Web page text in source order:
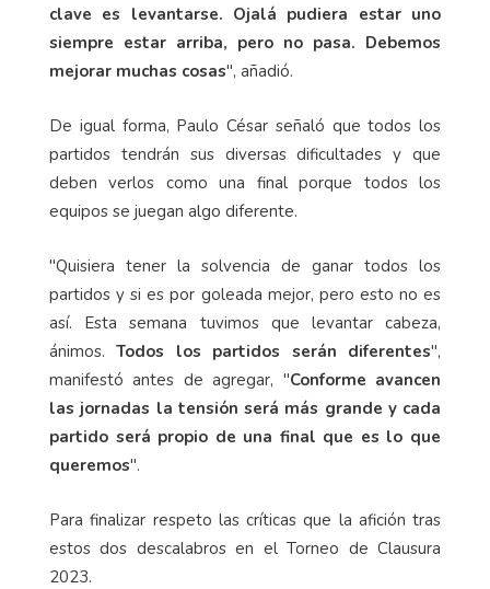
clave es levantarse. Ojalá pudiera estar uno
siempre estar arriba, pero no pasa. Debemos
mejorar muchas cosas", añadió.
De igual forma, Paulo César señaló que todos los
partidos tendrán sus diversas dificultades y que
deben verlos como una final porque todos los
equipos se juegan algo diferente.
"Quisiera tener la solvencia de ganar todos los
partidos y si es por goleada mejor, pero esto no es
así. Esta semana tuvimos que levantar cabeza,
ánimos. Todos los partidos serán diferentes",
manifestó antes de agregar, "Conforme avancen
las jornadas la tensión será más grande y cada
partido será propio de una final que es lo que
queremos".
Para finalizar respeto las críticas que la afición tras
estos dos descalabros en el Torneo de Clausura
2023.